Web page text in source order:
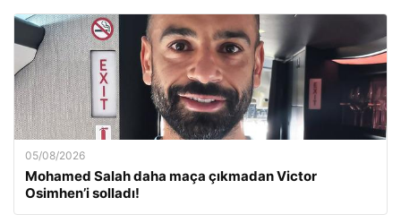
05/08/2026
Mohamed Salah daha maça çıkmadan Victor
Osimhen’i solladı!